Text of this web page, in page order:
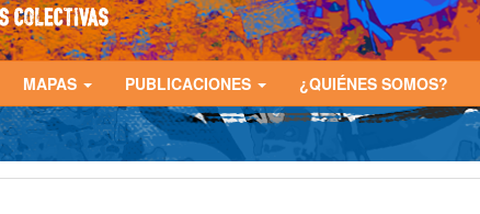
MAPAS PUBLICACIONES ¿QUIÉNES SOMOS?